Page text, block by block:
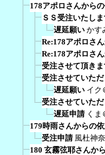
178アポロさんから
ＳＳ受注いたし
遅延願い かす
Re:178アポロさ
Re:178アポロさ
受注させて頂きま
受注させていた
遅延願い イク
受注させていた
遅延申請 くま
179時雨さんからの
受注申請 風杜神
180 玄霧弦耶さんか